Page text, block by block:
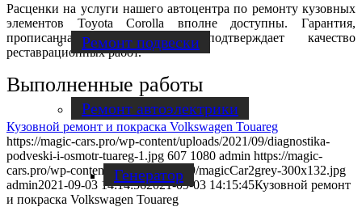
Ремонт подвески
Ремонт автоэлектрики
Генератор
Расценки на услуги нашего автоцентра по ремонту кузовных
элементов Toyota Corolla вполне доступны. Гарантия,
прописанная в договоре, подтверждает качество
реставрационных работ.
Выполненные работы
Кузовной ремонт и покраска Volkswagen Touareg
https://magic-cars.pro/wp-content/uploads/2021/09/diagnostika-
podveski-i-osmotr-tuareg-1.jpg 607 1080 admin https://magic-
cars.pro/wp-content/uploads/2017/09/magicCar2grey-300x132.jpg
admin2021-09-03 14:14:562021-09-03 14:15:45Кузовной ремонт
и покраска Volkswagen Touareg